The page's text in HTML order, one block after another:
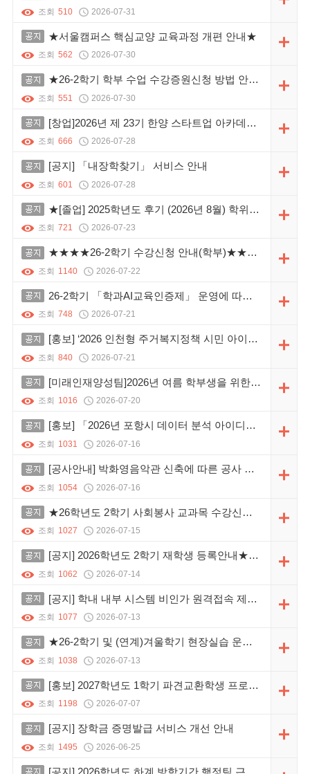
조회 510 2026-07-31
공지 ★서울캠퍼스 핵심교양 교육과정 개편 안내★
조회 562 2026-07-30
공지 ★26-2학기 학부 수업 수강증원신청 방법 안내★
조회 551 2026-07-30
공지 [창업]2026년 제 23기 한양 스타트업 아카데미 프로그램 모집
조회 666 2026-07-28
공지 [공지] 「내장학찾기」 서비스 안내
조회 601 2026-07-28
공지 ★[졸업] 2025학년도 후기 (2026년 8월) 학위수여식 안내(업데이트 예정)★
조회 721 2026-07-23
공지 ★★★★26-2학기 수강신청 안내(학부)★★★ 업데이트 ~ing
조회 1140 2026-07-22
공지 26-2학기 「학과AI교육인증제」 운영에 따른 홍보
조회 748 2026-07-21
공지 [홍보] ‘2026 인천형 주거복지정책 시민 아이디어 공모전’ 안내
조회 840 2026-07-21
공지 [미래인재양성팀]2026년 여름 학부생을 위한 딥러닝 학교 프로그램 홍보 및 안내
조회 1016 2026-07-20
공지 [홍보] 「2026년 포항시 데이터 분석 아이디어 공모전」안내
조회 1031 2026-07-16
공지 [공사안내] 박화영음악관 신축에 따른 공사 안내
조회 1054 2026-07-16
공지 ★26학년도 2학기 사회봉사 교과목 수강신청 및 운영계획 안내
조회 1027 2026-07-15
공지 [공지] 2026학년도 2학기 재학생 등록안내★★★★★
조회 1062 2026-07-14
공지 [공지] 학내 내부 시스템 비인가 원격접속 제한 및 한양 VPN 사용 안내
조회 1077 2026-07-13
공지 ★26-2학기 및 (연계)겨울학기 현장실습 운영 안내
조회 1038 2026-07-13
공지 [홍보] 2027학년도 1학기 파견교환학생 프로그램 안내
조회 1198 2026-07-07
공지 [공지] 장학금 증명발급 서비스 개선 안내
조회 1495 2026-06-25
공지 [공지] 2026학년도 하계 방학기간 행정팀 근무시간 변경 안내